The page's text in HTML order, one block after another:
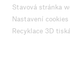
Stavová stránka
Nastavení cookies
Recyklace 3D